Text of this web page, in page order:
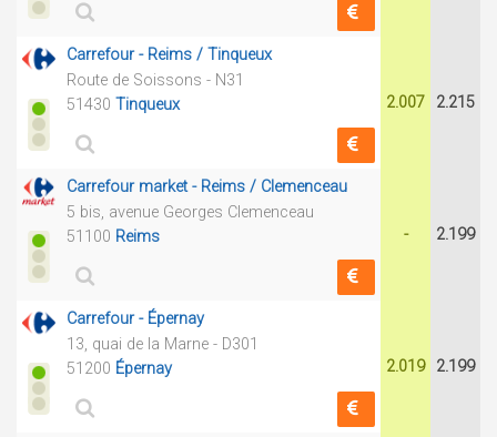
Carrefour - Reims / Tinqueux
Route de Soissons - N31
51430 Tinqueux 2.007 2.215
Carrefour market - Reims / Clemenceau
5 bis, avenue Georges Clemenceau
51100 Reims - 2.199
Carrefour - Épernay
13, quai de la Marne - D301
51200 Épernay 2.019 2.199